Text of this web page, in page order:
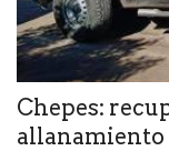
Chepes:
allanamiento